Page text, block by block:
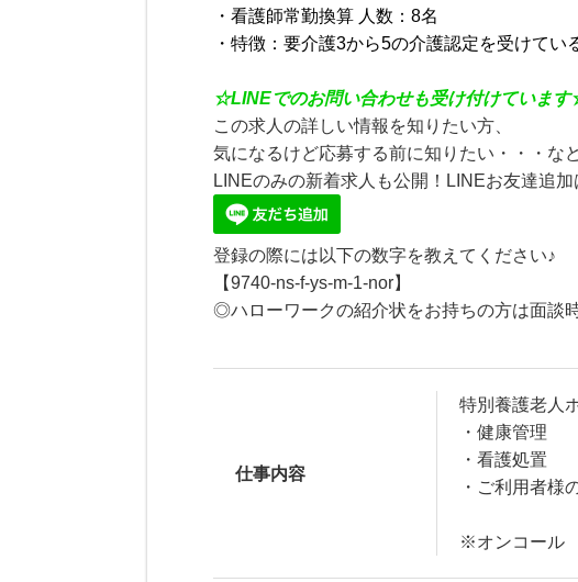
・看護師常勤換算 人数：8名
・特徴：要介護3から5の介護認定を受けてい
☆LINEでのお問い合わせも受け付けていま
この求人の詳しい情報を知りたい方、
気になるけど応募する前に知りたい・・・な
LINEのみの新着求人も公開！LINEお友達追加
登録の際には以下の数字を教えてください♪
【9740-ns-f-ys-m-1-nor】
◎ハローワークの紹介状をお持ちの方は面談
仕事内容
特別養護老人
・健康管理
・看護処置
・ご利用者
※オンコール